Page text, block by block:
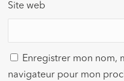
Site web
Enregistrer mon nom,
navigateur pour mon